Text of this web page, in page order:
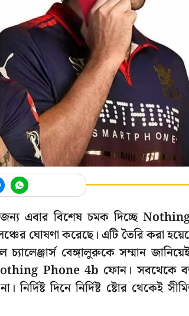
জন্য এবার বিশেষ চমক দিচ্ছে
ঘোষণা করেছে। এটি তৈরি করা
বেঙ্গালুরুকে সম্মান
Nothing Phone 4b ফোন। সবথেকে
দিনে নির্দিষ্ট ষ্টোর থেকেই